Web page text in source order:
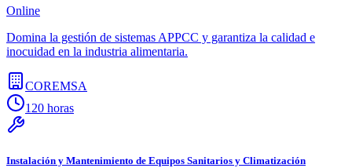
Online
Domina la gestión de sistemas APPCC y garantiza la calidad e
inocuidad en la industria alimentaria.
COREMSA
120 horas
Instalación y Mantenimiento de Equipos Sanitarios y Climatización